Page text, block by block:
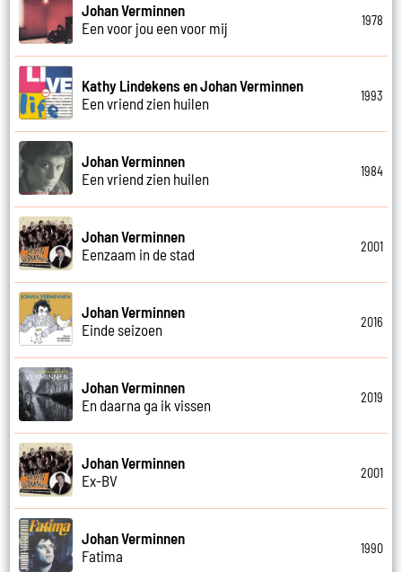
Johan Verminnen
Een voor jou een voor mij
1978
Kathy Lindekens en Johan Verminnen
Een vriend zien huilen
1993
Johan Verminnen
Een vriend zien huilen
1984
Johan Verminnen
Eenzaam in de stad
2001
Johan Verminnen
Einde seizoen
2016
Johan Verminnen
En daarna ga ik vissen
2019
Johan Verminnen
Ex-BV
2001
Johan Verminnen
Fatima
1990